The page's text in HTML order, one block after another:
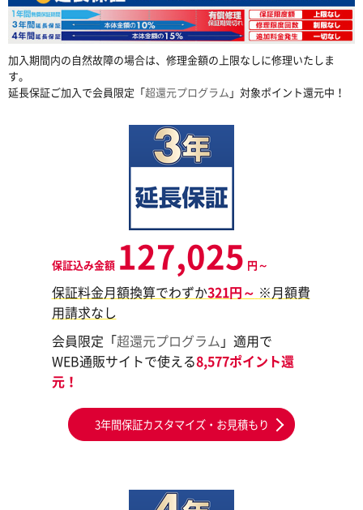
加入期間内の自然故障の場合は、修理金額の上限なしに修理いたしま
す。
延長保証ご加入で会員限定「超還元プログラム 」対象ポイント還元中！
保証込み金額 127,025 円～
保証料金月額換算でわずか321円～ ※月額費
用請求なし
会員限定「超還元プログラム 」適用で
WEB通販サイトで使える8,577ポイント還
元！
3年間保証カスタマイズ・お見積もり